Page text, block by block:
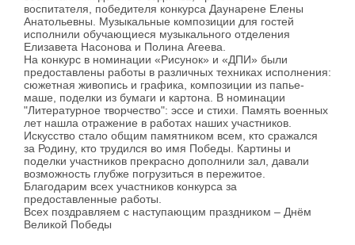
воспитателя, победителя конкурса Даунарене Елены
Анатольевны. Музыкальные композиции для гостей
исполнили обучающиеся музыкального отделения
Елизавета Насонова и Полина Агеева.
На конкурс в номинации «Рисунок» и «ДПИ» были
предоставлены работы в различных техниках исполнения:
сюжетная живопись и графика, композиции из папье-
маше, поделки из бумаги и картона. В номинации
"Литературное творчество": эссе и стихи. Память военных
лет нашла отражение в работах наших участников.
Искусство стало общим памятником всем, кто сражался
за Родину, кто трудился во имя Победы. Картины и
поделки участников прекрасно дополнили зал, давали
возможность глубже погрузиться в пережитое.
Благодарим всех участников конкурса за
предоставленные работы.
Всех поздравляем с наступающим праздником – Днём
Великой Победы